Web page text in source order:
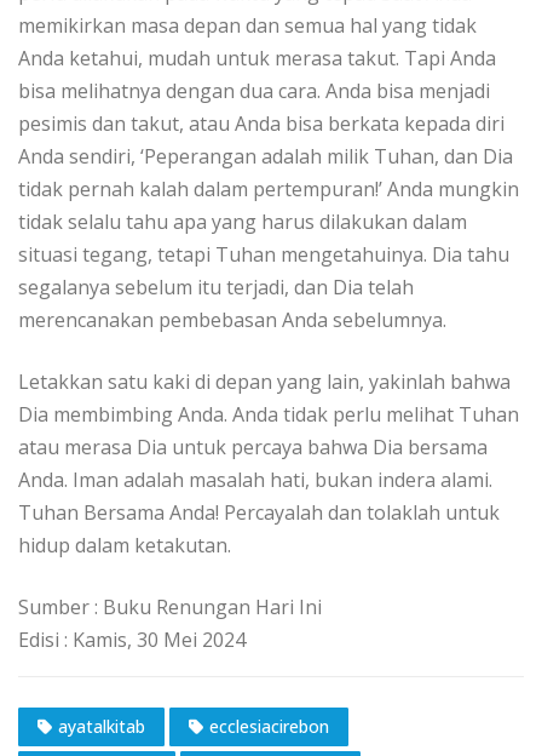
memikirkan masa depan dan semua hal yang tidak
Anda ketahui, mudah untuk merasa takut. Tapi Anda
bisa melihatnya dengan dua cara. Anda bisa menjadi
pesimis dan takut, atau Anda bisa berkata kepada diri
Anda sendiri, ‘Peperangan adalah milik Tuhan, dan Dia
tidak pernah kalah dalam pertempuran!’ Anda mungkin
tidak selalu tahu apa yang harus dilakukan dalam
situasi tegang, tetapi Tuhan mengetahuinya. Dia tahu
segalanya sebelum itu terjadi, dan Dia telah
merencanakan pembebasan Anda sebelumnya.
Letakkan satu kaki di depan yang lain, yakinlah bahwa
Dia membimbing Anda. Anda tidak perlu melihat Tuhan
atau merasa Dia untuk percaya bahwa Dia bersama
Anda. Iman adalah masalah hati, bukan indera alami.
Tuhan Bersama Anda! Percayalah dan tolaklah untuk
hidup dalam ketakutan.
Sumber : Buku Renungan Hari Ini
Edisi : Kamis, 30 Mei 2024
ayatalkitab ecclesiacirebon